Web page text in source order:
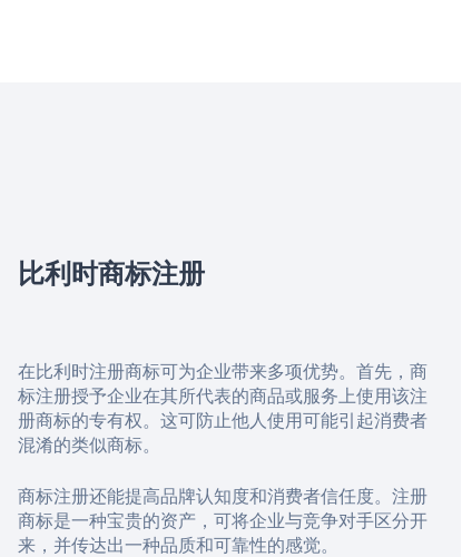
比利时商标注册
在比利时注册商标可为企业带来多项优势。首先，商
标注册授予企业在其所代表的商品或服务上使用该注
册商标的专有权。这可防止他人使用可能引起消费者
混淆的类似商标。
商标注册还能提高品牌认知度和消费者信任度。注册
商标是一种宝贵的资产，可将企业与竞争对手区分开
来，并传达出一种品质和可靠性的感觉。